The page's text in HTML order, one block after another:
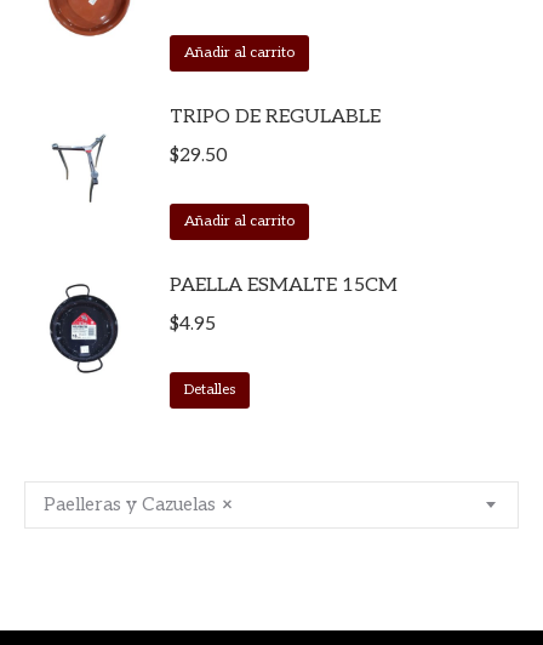
Añadir al carrito
TRIPO DE REGULABLE
$29.50
Añadir al carrito
PAELLA ESMALTE 15CM
$4.95
Detalles
×
Paelleras y Cazuelas